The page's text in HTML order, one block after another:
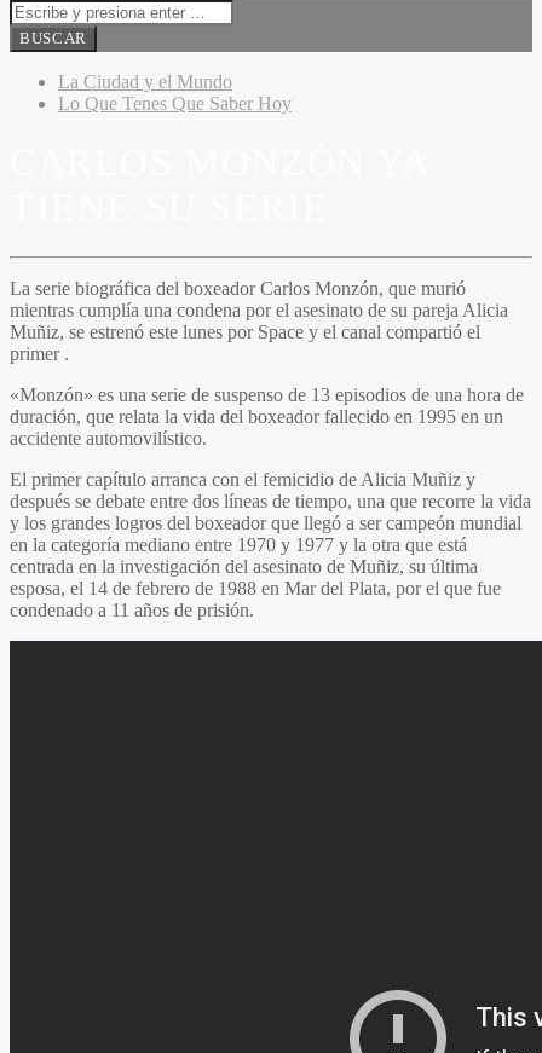
La Ciudad y el Mundo
Lo Que Tenes Que Saber Hoy
La serie biográfica del boxeador Carlos Monzón, que murió
mientras cumplía una condena por el asesinato de su pareja Alicia
Muñiz, se estrenó este lunes por Space y el canal compartió el
primer .
«Monzón» es una serie de suspenso de 13 episodios de una hora de
duración, que relata la vida del boxeador fallecido en 1995 en un
accidente automovilístico.
El primer capítulo arranca con el femicidio de Alicia Muñiz y
después se debate entre dos líneas de tiempo, una que recorre la vida
y los grandes logros del boxeador que llegó a ser campeón mundial
en la categoría mediano entre 1970 y 1977 y la otra que está
centrada en la investigación del asesinato de Muñiz, su última
esposa, el 14 de febrero de 1988 en Mar del Plata, por el que fue
condenado a 11 años de prisión.